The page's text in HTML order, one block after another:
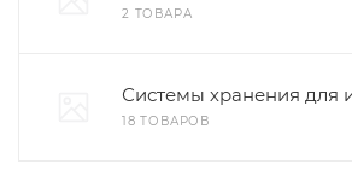
2 ТОВАРА
Системы хранения для
18 ТОВАРОВ